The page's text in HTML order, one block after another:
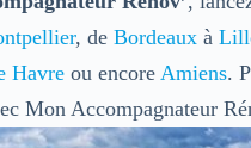
, deBordeaux à
Havre ou encore Amiens.
Mon Accompagnateur